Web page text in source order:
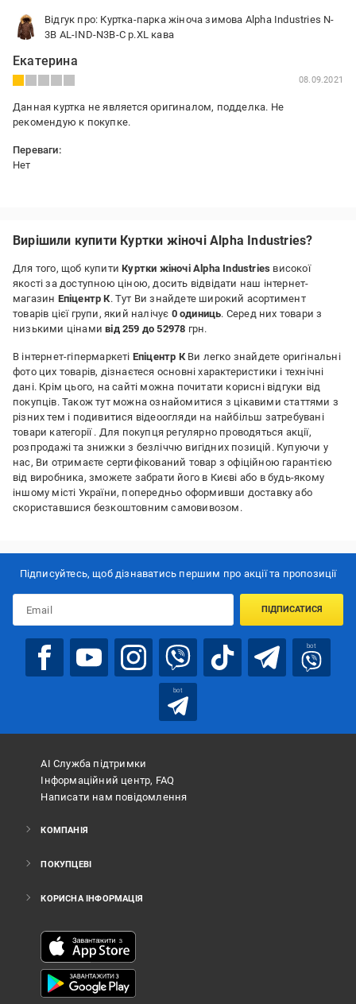
Відгук про: Куртка-парка жіноча зимова Alpha Industries N-
3B AL-IND-N3B-C р.XL кава
Екатерина
08.09.2021
Данная куртка не является оригиналом, подделка. Не
рекомендую к покупке.
Переваги:
Нет
Вирішили купити Куртки жіночі Alpha Industries?
Для того, щоб купитиКуртки жіночі Alpha Industries високої
якості за доступною ціною, досить відвідати наш інтернет-
магазин Епіцентр К. Тут Ви знайдете широкий асортимент
товарів цієї групи, який налічує 0 одиниць. Серед них товари з
низькими цінамивід 259 до 52978 грн.
В інтернет-гіпермаркеті Епіцентр КВи легко знайдете оригінальні
фото цих товарів, дізнаєтеся основні характеристики і технічні
дані. Крім цього, на сайті можна почитати корисні відгуки від
покупців. Також тут можна ознайомитися з цікавими статтями з
різних тем і подивитися відеоогляди на найбільш затребувані
товари категорії . Для покупця регулярно проводяться акції,
розпродажі та знижки з безліччю вигідних позицій. Купуючи у
нас, Ви отримаєте сертифікований товар з офіційною гарантією
від виробника, зможете забрати його в Києві або в будь-якому
іншому місті України, попередньо оформивши доставку або
скориставшися безкоштовним самовивозом.
Підписуйтесь, щоб дізнаватись першим про акції та пропозиції
ПІДПИСАТИСЯ
bot
bot
АІ Служба підтримки
Інформаційний центр, FAQ
Написати нам повідомлення
КОМПАНІЯ
ПОКУПЦЕВІ
КОРИСНА ІНФОРМАЦІЯ